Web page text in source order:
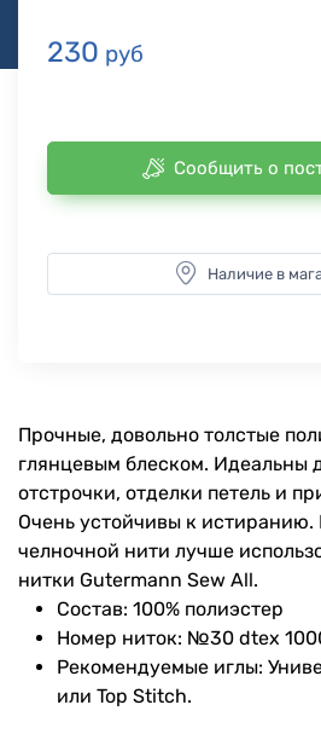
230 руб
Сообщить о
Наличие в
Прочные, довольно толстые
глянцевым блеском. Идеальны
отстрочки, отделки петель и
Очень устойчивы к истиранию.
челночной нити лучше
нитки Gutermann Sew All.
Состав: 100% полиэстер
Номер ниток: №30 dtex
Рекомендуемые иглы:
или Top Stitch.